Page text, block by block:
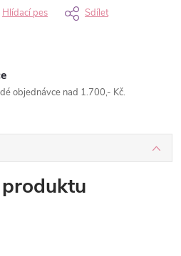
Hlídací pes Sdílet
objednávce nad 1.700,- Kč.